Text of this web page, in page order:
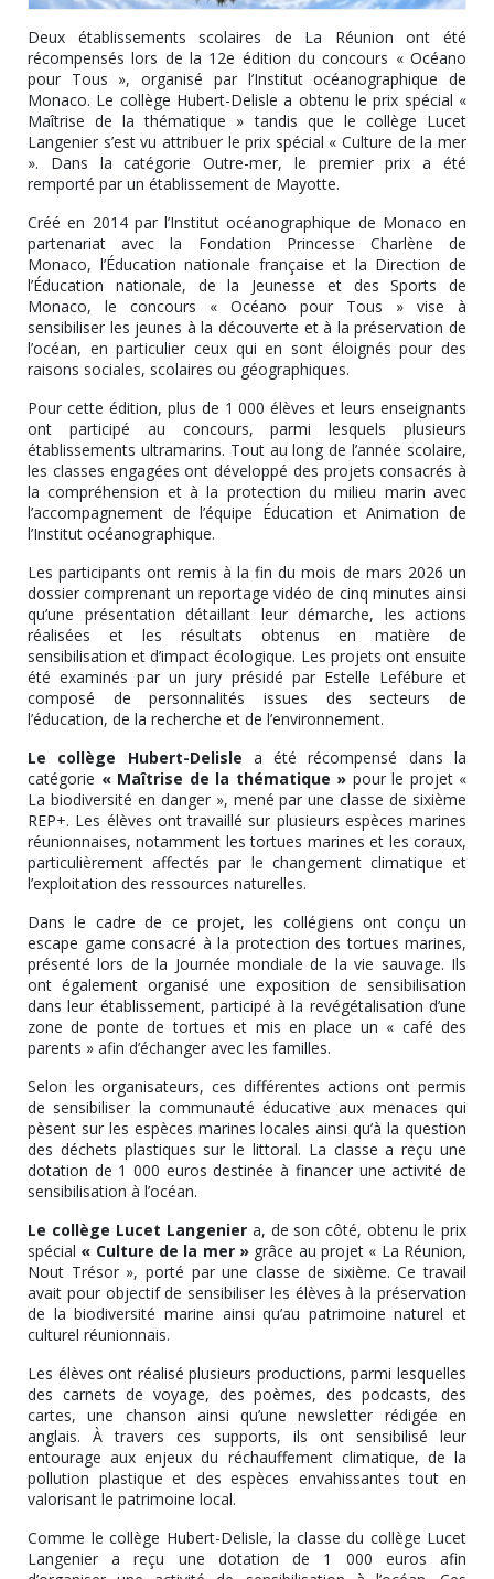
Deux établissements scolaires de La Réunion ont été
récompensés lors de la 12e édition du concours « Océano
pour Tous », organisé par l’Institut océanographique de
Monaco. Le collège Hubert-Delisle a obtenu le prix spécial «
Maîtrise de la thématique » tandis que le collège Lucet
Langenier s’est vu attribuer le prix spécial « Culture de la mer
». Dans la catégorie Outre-mer, le premier prix a été
remporté par un établissement de Mayotte.
Créé en 2014 par l’Institut océanographique de Monaco en
partenariat avec la Fondation Princesse Charlène de
Monaco, l’Éducation nationale française et la Direction de
l’Éducation nationale, de la Jeunesse et des Sports de
Monaco, le concours « Océano pour Tous » vise à
sensibiliser les jeunes à la découverte et à la préservation de
l’océan, en particulier ceux qui en sont éloignés pour des
raisons sociales, scolaires ou géographiques.
Pour cette édition, plus de 1 000 élèves et leurs enseignants
ont participé au concours, parmi lesquels plusieurs
établissements ultramarins. Tout au long de l’année scolaire,
les classes engagées ont développé des projets consacrés à
la compréhension et à la protection du milieu marin avec
l’accompagnement de l’équipe Éducation et Animation de
l’Institut océanographique.
Les participants ont remis à la fin du mois de mars 2026 un
dossier comprenant un reportage vidéo de cinq minutes ainsi
qu’une présentation détaillant leur démarche, les actions
réalisées et les résultats obtenus en matière de
sensibilisation et d’impact écologique. Les projets ont ensuite
été examinés par un jury présidé par Estelle Lefébure et
composé de personnalités issues des secteurs de
l’éducation, de la recherche et de l’environnement.
Le collège Hubert-Delisle a été récompensé dans la
catégorie « Maîtrise de la thématique » pour le projet «
La biodiversité en danger », mené par une classe de sixième
REP+. Les élèves ont travaillé sur plusieurs espèces marines
réunionnaises, notamment les tortues marines et les coraux,
particulièrement affectés par le changement climatique et
l’exploitation des ressources naturelles.
Dans le cadre de ce projet, les collégiens ont conçu un
escape game consacré à la protection des tortues marines,
présenté lors de la Journée mondiale de la vie sauvage. Ils
ont également organisé une exposition de sensibilisation
dans leur établissement, participé à la revégétalisation d’une
zone de ponte de tortues et mis en place un « café des
parents » afin d’échanger avec les familles.
Selon les organisateurs, ces différentes actions ont permis
de sensibiliser la communauté éducative aux menaces qui
pèsent sur les espèces marines locales ainsi qu’à la question
des déchets plastiques sur le littoral. La classe a reçu une
dotation de 1 000 euros destinée à financer une activité de
sensibilisation à l’océan.
Le collège Lucet Langeniera, de son côté, obtenu le prix
spécial « Culture de la mer » grâce au projet « La Réunion,
Nout Trésor », porté par une classe de sixième. Ce travail
avait pour objectif de sensibiliser les élèves à la préservation
de la biodiversité marine ainsi qu’au patrimoine naturel et
culturel réunionnais.
Les élèves ont réalisé plusieurs productions, parmi lesquelles
des carnets de voyage, des poèmes, des podcasts, des
cartes, une chanson ainsi qu’une newsletter rédigée en
anglais. À travers ces supports, ils ont sensibilisé leur
entourage aux enjeux du réchauffement climatique, de la
pollution plastique et des espèces envahissantes tout en
valorisant le patrimoine local.
Comme le collège Hubert-Delisle, la classe du collège Lucet
Langenier a reçu une dotation de 1 000 euros afin